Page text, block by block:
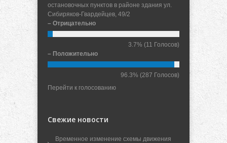
остановочных пунктов в районе здания ул.
Сибиряков-Гвардейцев, 49/2
– Отрицательно
3.7% (11 Голосов)
– Положительно
96.3% (287 Голосов)
Перейти к голосованию
Свежие новости
Временное изменение схемы движения